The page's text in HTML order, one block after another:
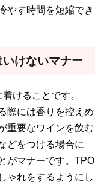
やす時間を短縮でき
けないマナー
けることです。
際には香りを控えめ
重要なワインを飲む
どをつける場合に
がマナーです。TPO
ゃれをするようにし